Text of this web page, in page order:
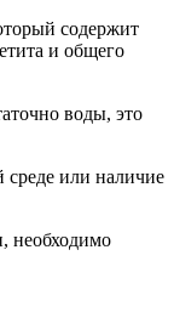
содержит
и общего
воды, это
или наличие
необходимо